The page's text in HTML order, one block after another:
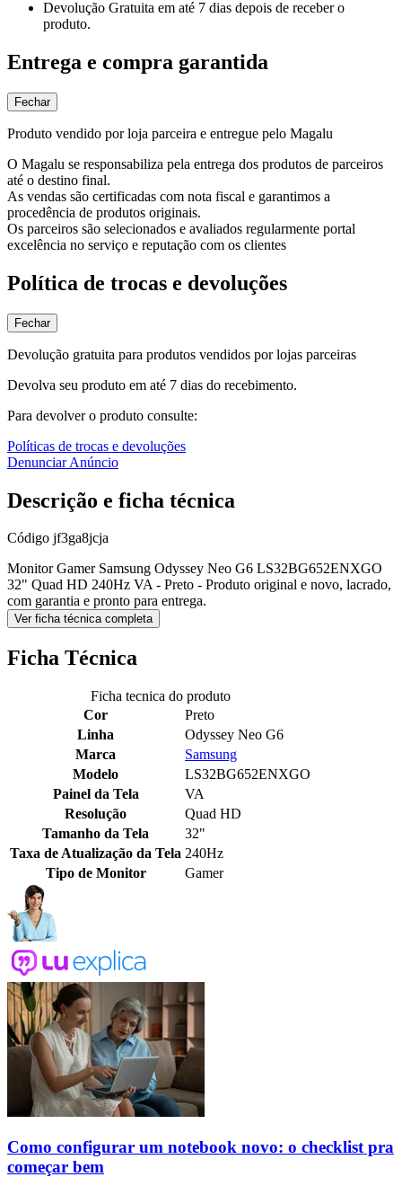
Devolução Gratuita em até 7 dias depois de receber o
produto.
Entrega e compra garantida
Fechar
Produto vendido por loja parceira e entregue pelo Magalu
O Magalu se responsabiliza pela entrega dos produtos de parceiros
até o destino final.
As vendas são certificadas com nota fiscal e garantimos a
procedência de produtos originais.
Os parceiros são selecionados e avaliados regularmente portal
excelência no serviço e reputação com os clientes
Política de trocas e devoluções
Fechar
Devolução gratuita para produtos vendidos por lojas parceiras
Devolva seu produto em até 7 dias do recebimento.
Para devolver o produto consulte:
Políticas de trocas e devoluções
Denunciar Anúncio
Descrição e ficha técnica
Código jf3ga8jcja
Monitor Gamer Samsung Odyssey Neo G6 LS32BG652ENXGO
32" Quad HD 240Hz VA - Preto - Produto original e novo, lacrado,
com garantia e pronto para entrega.
Ver ficha técnica completa
Ficha Técnica
Ficha tecnica do produto
Cor
Preto
Linha
Odyssey Neo G6
Marca
Samsung
Modelo
LS32BG652ENXGO
Painel da Tela
VA
Resolução
Quad HD
Tamanho da Tela
32"
Taxa de Atualização da Tela 240Hz
Tipo de Monitor
Gamer
Como configurar um notebook novo: o checklist pra
começar bem